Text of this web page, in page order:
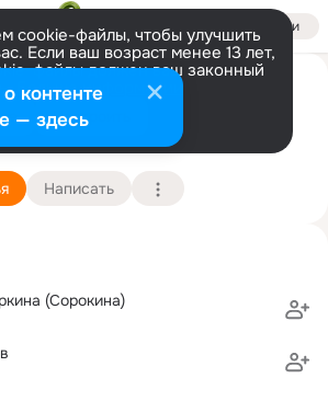
Войти
cookie-файлы, чтобы улучшить
Если ваш возраст менее 13 лет,
файлы должен ваш законный
Больше информации
Настроить
Балунова (Шпунт)
10 сентября (54 года)
(с лицейскими и гимназическими
Подробнее
Написать
(Сорокина)
контенте
— здесь